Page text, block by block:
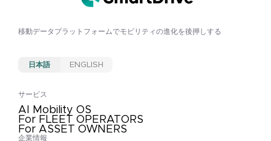
移動データプラットフォームでモビリティの進化を後押しする
日本語 ENGLISH
サービス
AI Mobility OS
For FLEET OPERATORS
For ASSET OWNERS
企業情報